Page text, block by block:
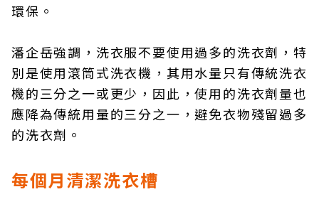
環保。
潘企岳強調，洗衣服不要使用過多的洗衣劑，特
別是使用滾筒式洗衣機，其用水量只有傳統洗衣
機的三分之一或更少，因此，使用的洗衣劑量也
應降為傳統用量的三分之一，避免衣物殘留過多
的洗衣劑。
每個月清潔洗衣槽